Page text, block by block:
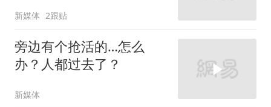
新媒体 2跟贴
旁边有个抢活的…怎么
办？人都过去了？
新媒体